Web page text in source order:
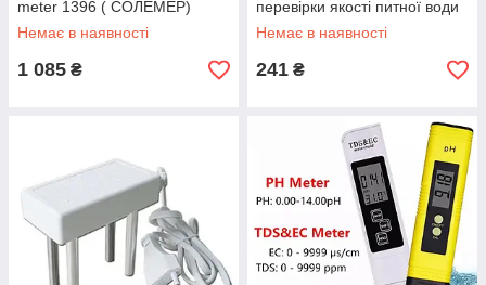
meter 1396 ( СОЛЕМЕР)
Немає в наявності
1 085 ₴
перевірки якості питної води
Немає в наявності
241 ₴